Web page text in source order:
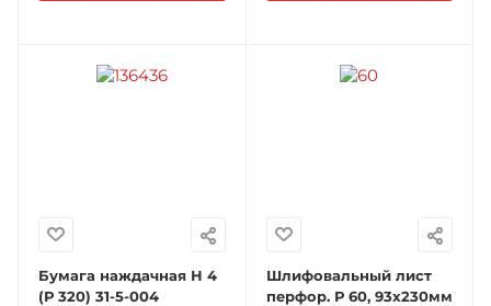
Бумага наждачная Н 4
(Р 320) 31-5-004
Шлифовальный лист
перфор. Р 60, 93х230мм